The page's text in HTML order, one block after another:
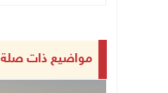
مواضيع ذات صلة